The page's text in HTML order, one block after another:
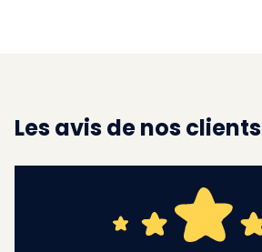
Les avis de nos clients